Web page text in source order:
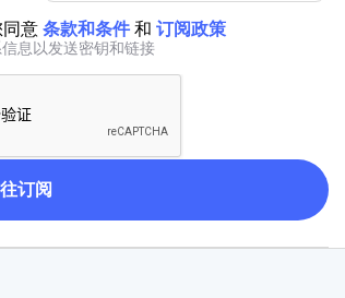
意 条款和条件 和 订阅政策
息以发送密钥和链接
订阅